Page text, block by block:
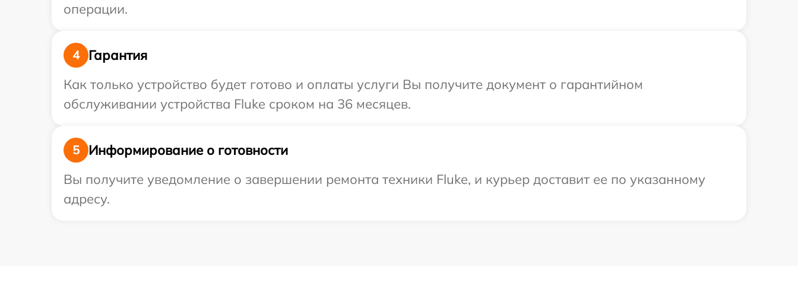
операции.
4
Гарантия
Как только устройство будет готово и оплаты услуги Вы получите документ о гарантийном
обслуживании устройства Fluke сроком на 36 месяцев.
5
Информирование о готовности
Вы получите уведомление о завершении ремонта техники Fluke, и курьер доставит ее по указанному
адресу.